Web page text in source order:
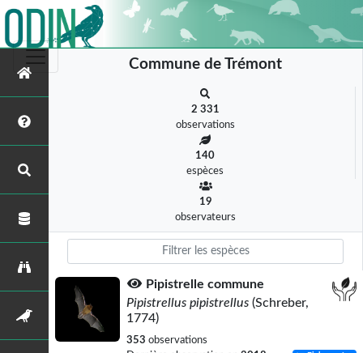
Commune de Trémont
2 331
observations
140
espèces
19
observateurs
Pipistrelle commune
Pipistrellus pipistrellus (Schreber,
1774)
353 observations